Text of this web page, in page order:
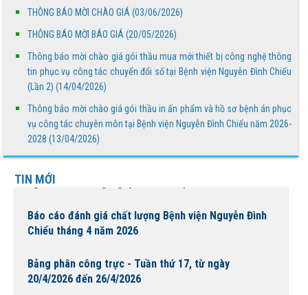
THÔNG BÁO MỜI CHÀO GIÁ (03/06/2026)
THÔNG BÁO MỜI BÁO GIÁ (20/05/2026)
Thông báo mời chào giá gói thầu mua mới thiết bị công nghệ thông
tin phục vụ công tác chuyển đổi số tại Bệnh viện Nguyễn Đình Chiểu
(Lần 2) (14/04/2026)
Thông báo mời chào giá gói thầu in ấn phẩm và hồ sơ bệnh án phục
vụ công tác chuyên môn tại Bệnh viện Nguyễn Đình Chiểu năm 2026-
2028 (13/04/2026)
TIN MỚI
THÔNG BÁO MỜI CHÀO GIÁ
Truyền thông về phòng, chống tác hại của thuốc lá
THÔNG BÁO MỜI BÁO GIÁ
nghĩa chào mừng Ngày Quốc tế Hộ sinh 5/5 và...
Báo cáo đánh giá chất lượng Bệnh viện Nguyễn Đình
Chiểu tháng 4 năm 2026
Bảng phân công trực - Tuần thứ 17, từ ngày
20/4/2026 đến 26/4/2026